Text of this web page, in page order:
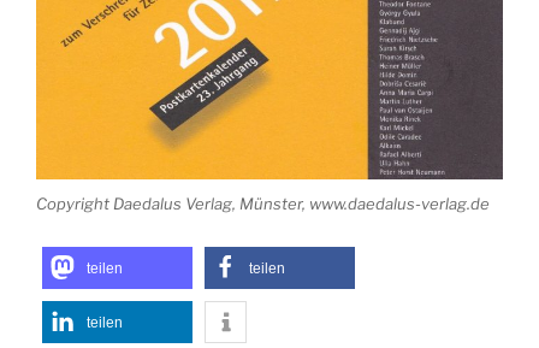
Copyright Daedalus Verlag, Münster, www.daedalus-verlag.de
teilen teilen
teilen